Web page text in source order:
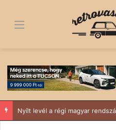
Menü
Nyílt levél a régi magyar